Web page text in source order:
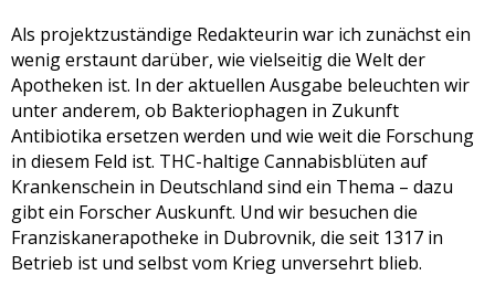
Als projektzuständige Redakteurin war ich zunächst ein
wenig erstaunt darüber, wie vielseitig die Welt der
Apotheken ist. In der aktuellen Ausgabe beleuchten wir
unter anderem, ob Bakteriophagen in Zukunft
Antibiotika ersetzen werden und wie weit die Forschung
in diesem Feld ist. THC-haltige Cannabisblüten auf
Krankenschein in Deutschland sind ein Thema – dazu
gibt ein Forscher Auskunft. Und wir besuchen die
Franziskanerapotheke in Dubrovnik, die seit 1317 in
Betrieb ist und selbst vom Krieg unversehrt blieb.